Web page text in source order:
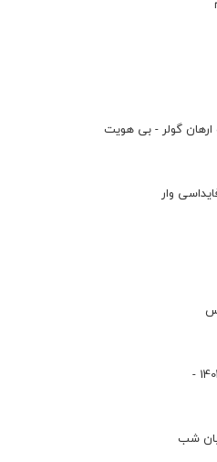
گولر - بی هویت
وار
شب